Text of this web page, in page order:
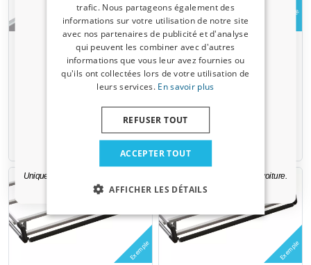
Rehausse pour profilé latéral
en acier inox - set 2 pcs pour
Q-Top C13
5-7 jours ouvrables
Exemple
Rouleau arrière anti-dérapant
130 cm pour Q-Top C13 et
O19
Exemple Exemple
trafic. Nous partageons également des
informations sur votre utilisation de notre site
avec nos partenaires de publicité et d'analyse
qui peuvent les combiner avec d'autres
informations que vous leur avez fournies ou
qu'ils ont collectées lors de votre utilisation de
leurs services. En savoir plus
ACCEPTER TOUT
REFUSER TOUT
AFFICHER LES DÉTAILS
Un code de réduction de 5 % ?
Inscrivez-vous dès maintenant à notre
newsletter et profitez-en ! Votre code promo est
valable 3 jours.
Adresse email
Uniquement des mises à jour et des offres pertinentes pour votre voiture.